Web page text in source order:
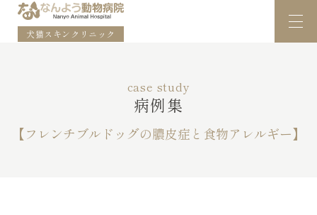
犬猫スキンクリニック
case study
病例集
【フレンチブルドッグの膿皮症と食物アレルギー】